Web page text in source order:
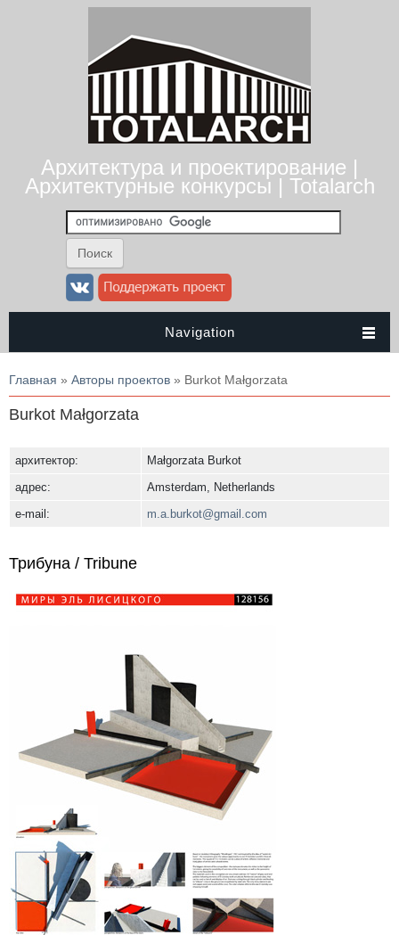
Архитектура и проектирование |
Архитектурные конкурсы | Totalarch
Navigation
Вы здесь
Главная » Авторы проектов » Burkot Małgorzata
Burkot Małgorzata
архитектор:
Małgorzata Burkot
адрес:
Amsterdam, Netherlands
e-mail:
m.a.burkot@gmail.com
Трибуна / Tribune